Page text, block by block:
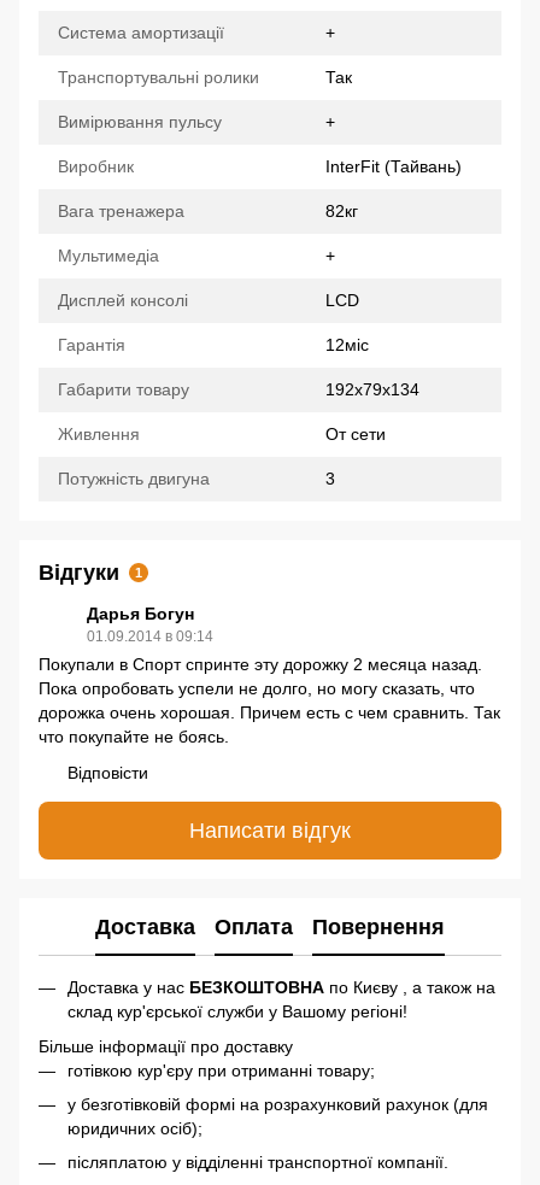
Система амортизації +
Транспортувальні ролики Так
Вимірювання пульсу +
Виробник InterFit (Тайвань)
Вага тренажера 82кг
Мультимедіа +
Дисплей консолі LCD
Гарантія 12міс
Габарити товару 192х79х134
Живлення От сети
Потужність двигуна 3
Відгуки 1
Дарья Богун
01.09.2014 в 09:14
Покупали в Спорт спринте эту дорожку 2 месяца назад.
Пока опробовать успели не долго, но могу сказать, что
дорожка очень хорошая. Причем есть с чем сравнить. Так
что покупайте не боясь.
Відповісти
Написати відгук
Доставка Оплата Повернення
Доставка у нас БЕЗКОШТОВНА по Києву , а також на
склад кур'єрської служби у Вашому регіоні!
Більше інформації про доставку
готівкою кур'єру при отриманні товару;
у безготівковій формі на розрахунковий рахунок (для
юридичних осіб);
післяплатою у відділенні транспортної компанії.